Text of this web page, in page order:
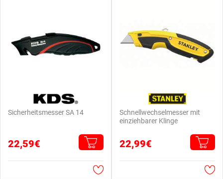
Sicherheitsmesser SA 14
22,59€
Schnellwechselmesser mit
einziehbarer Klinge
22,99€